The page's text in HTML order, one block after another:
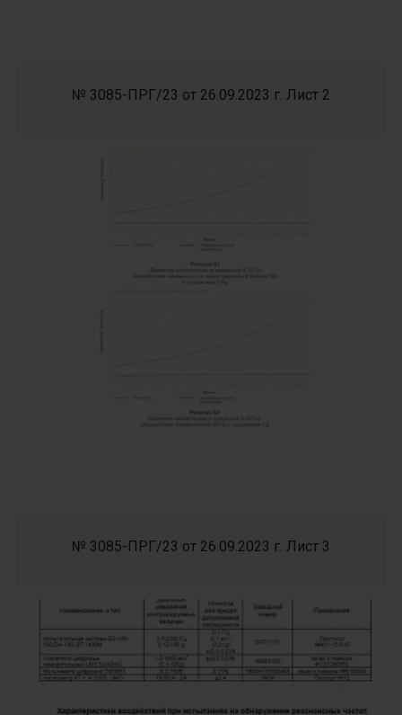
№ 3085-ПРГ/23 от 26.09.2023 г. Лист 2
№ 3085-ПРГ/23 от 26.09.2023 г. Лист 3